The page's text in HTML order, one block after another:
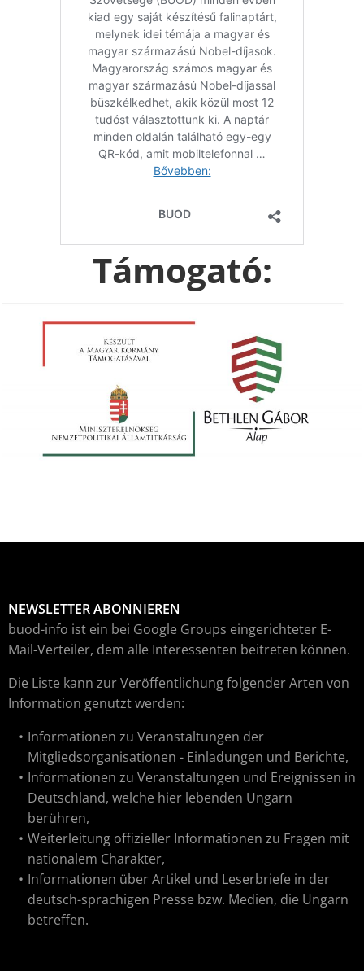
Támogató:
NEWSLETTER ABONNIEREN
buod-info ist ein bei Google Groups eingerichteter E-
Mail-Verteiler, dem alle Interessenten beitreten können.
Die Liste kann zur Veröffentlichung folgender Arten von
Information genutzt werden:
Informationen zu Veranstaltungen der
Mitgliedsorganisationen - Einladungen und Berichte,
Informationen zu Veranstaltungen und Ereignissen in
Deutschland, welche hier lebenden Ungarn
berühren,
Weiterleitung offizieller Informationen zu Fragen mit
nationalem Charakter,
Informationen über Artikel und Leserbriefe in der
deutsch-sprachigen Presse bzw. Medien, die Ungarn
betreffen.